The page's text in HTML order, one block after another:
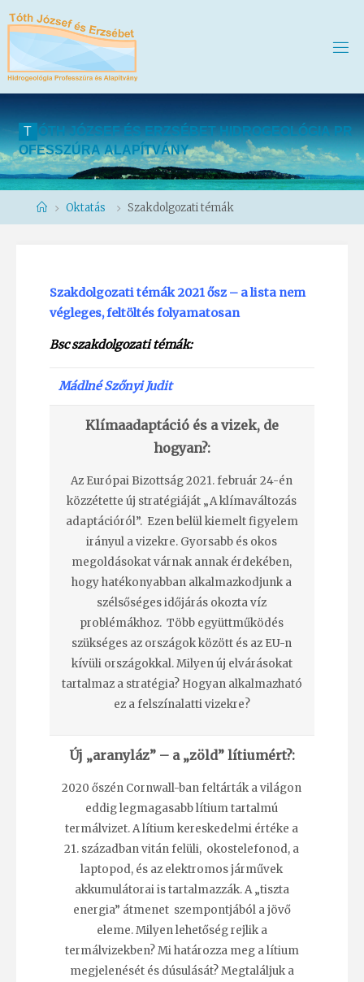
T ÓT H J ÓZS E F ÉS E RZSÉ BET H DROG EOLÓG A P R
OFESSZÚ RA ALAPÍTVÁNY
HomeOktatás Szakdolgozati témák
Szakdolgozati témák 2021 ősz – a lista nem
végleges, feltöltés folyamatosan
Bsc szakdolgozati témák:
Mádlné Szőnyi Judit
Klímaadaptáció és a vizek, de
hogyan?:
Az Európai Bizottság 2021. február 24-én
közzétette új stratégiáját „A klímaváltozás
adaptációról”. Ezen belül kiemelt figyelem
irányul a vizekre. Gyorsabb és okos
megoldásokat várnak annak érdekében,
hogy hatékonyabban alkalmazkodjunk a
szélsőséges időjárás okozta víz
problémákhoz.Több együttműködés
szükséges az országok között és az EU-n
kívüli országokkal.Milyen új elvárásokat
tartalmaz a stratégia? Hogyan alkalmazható
ez a felszínalatti vizekre?
Új „aranyláz” – a „zöld” lítiumért?:
2020 őszén Cornwall-ban feltárták a világon
eddig legmagasabb lítium tartalmú
termálvizet. A lítium kereskedelmi értéke a
21. században vitán felüli, okostelefonod, a
laptopod, és az elektromos járművek
akkumulátorai is tartalmazzák. A „tiszta
energia” átmenet szempontjából a jövő
eleme. Milyen lehetőség rejlik a
termálvizekben? Mi határozza meg a lítium
megjelenését és dúsulását? Megtaláljuk a